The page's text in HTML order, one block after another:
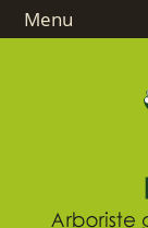
Menu